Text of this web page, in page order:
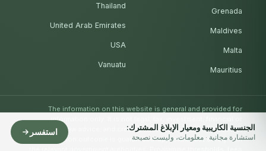
الجنسية الكاريبية ومعيار الإبلاغ المشترك:
استشارة مجانية · معلومات، وليست نصيحة
استفسر
Grenada
Maldives
Malta
Mauritius
Thailand
United Arab Emirates
USA
Vanuatu
The information on this website is general and provided for
information only. It is not legal, tax, investment, financial or
immigration-law advice, and creates no adviser-client relationship.
No immigration outcome is guaranteed; approvals rest solely with